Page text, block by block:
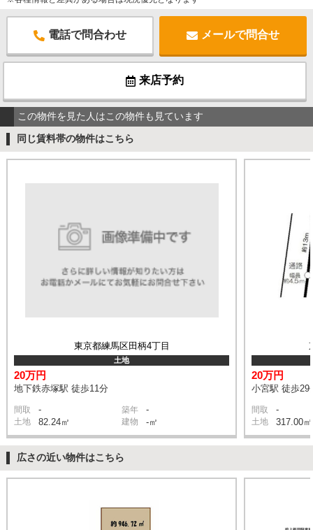
電話で問合わせ メールで問合せ
来店予約
この物件を見た人はこの物件も見ています
同じ賃料帯の物件はこちら
東京都練馬区田柄4丁目
土地
20万円
地下鉄赤塚駅 徒歩11分
間取 - 築年 -
土地 82.24㎡ 建物 -㎡
20万円
小宮駅 徒歩29
間取 -
土地 317.00㎡
広さの近い物件はこちら